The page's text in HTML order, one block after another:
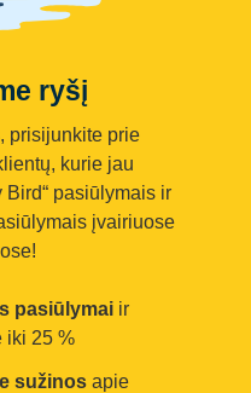
ryšį
prisijunkite prie
kurie jau
pasiūlymais ir
įvairiuose
pasiūlymai ir
iki 25 %
sužinos apie